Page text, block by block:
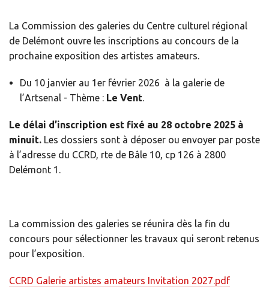
La Commission des galeries du Centre culturel régional
de Delémont ouvre les inscriptions au concours de la
prochaine exposition des artistes amateurs.
Du 10 janvier au 1er février 2026 à la galerie de
l’Artsenal - Thème : Le Vent
Le délai d’inscription est fixé au 28 octobre 2025 à
minuit. Les dossiers sont à déposer ou envoyer par poste
à l’adresse du CCRD, rte de Bâle 10, cp 126 à 2800
Delémont 1.
La commission des galeries se réunira dès la fin du
concours pour sélectionner les travaux qui seront retenus
pour l’exposition.
CCRD Galerie artistes amateurs Invitation 2027.pdf